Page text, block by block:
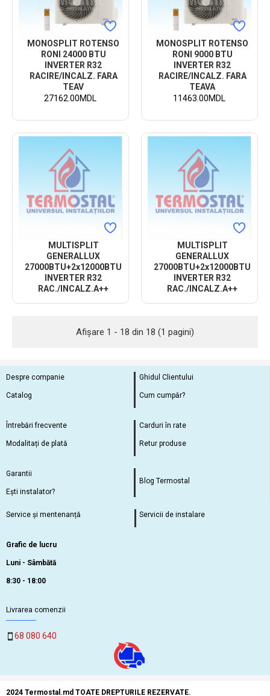
MONOSPLIT ROTENSO
RONI 24000 BTU
INVERTER R32
RACIRE/INCALZ. FARA
TEAV
27162.00MDL
MONOSPLIT ROTENSO
RONI 9000 BTU
INVERTER R32
RACIRE/INCALZ. FARA
TEAVA
11463.00MDL
MULTISPLIT
GENERALLUX
27000BTU+2x12000BTU
INVERTER R32
RAC./INCALZ.A++
MULTISPLIT
GENERALLUX
27000BTU+2x12000BTU
INVERTER R32
RAC./INCALZ.A++
Afişare 1 - 18 din 18 (1 pagini)
Despre companie
Catalog
Ghidul Clientului
Cum cumpăr?
Întrebări frecvente
Modalitați de plată
Carduri în rate
Retur produse
Garantii
Ești instalator?
Blog Termostal
Service și mentenanță Servicii de instalare
Grafic de lucru
Luni - Sâmbătă
8:30 - 18:00
Livrarea comenzii
68 080 640
2024 Termostal.md TOATE DREPTURILE REZERVATE.